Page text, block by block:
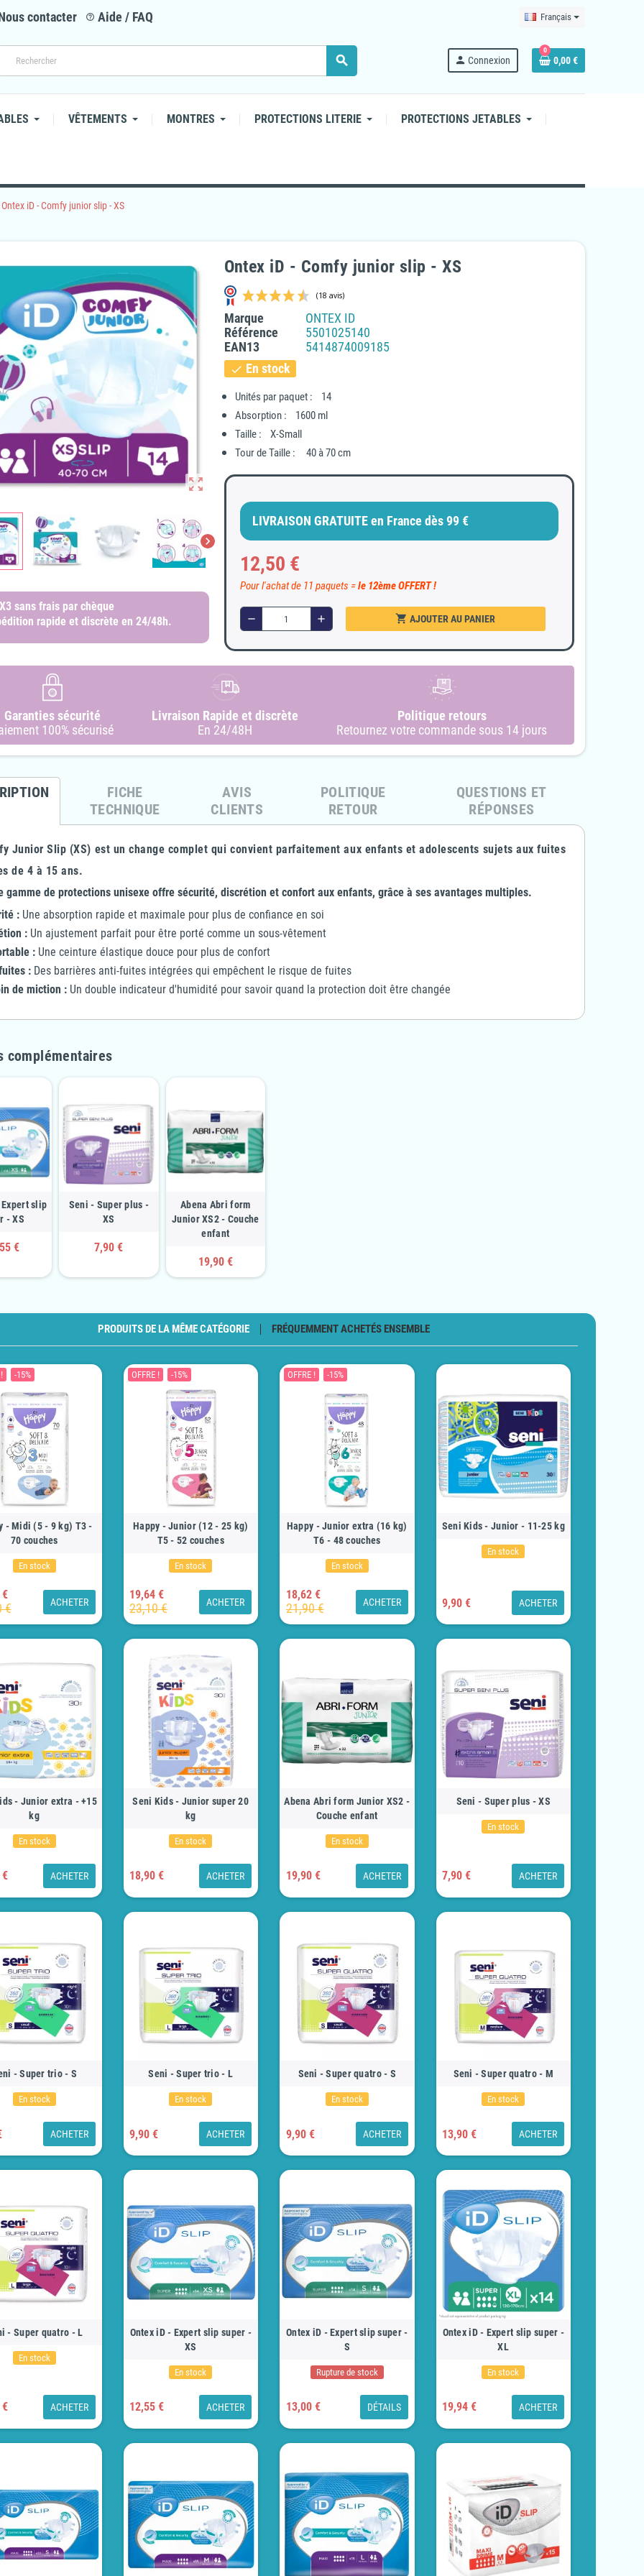
contacter help_outline Aide / FAQ Français
search person Connexion
0
0,00 €
VÊTEMENTS MONTRES PROTECTIONS LITERIE PROTECTIONS JETABLES
Ontex iD - Comfy junior slip - XS
-
4Care - Grenouillère en éponge
- 1070 - Enfant Garçon & Fille
31,55 € 63,10 €
4Care - Grenouillère 1 FE en
éponge avec pieds - 1045 -
Unisexe
65,45 € 77,00 € -15%
Fermetures éclairs en éponge -
1041 - Adulte Unisexe
81,00 € 90,00 € -10%
4Care - Grenouillère en éponge
- 1070 - Enfant Garçon & Fille
31,55 € 63,10 € -50%
zoom_out_map
chevron_right
sans frais par chèque
rapide et discrète en 24/48h.
Ontex iD - Comfy junior slip - XS
Marque
ONTEX ID
Référence
5501025140
EAN13
5414874009185
check En stock
Unités par paquet : 14
Absorption : 1600 ml
Taille : X-Small
Tour de Taille : 40 à 70 cm
LIVRAISON GRATUITE en France dès 99 €
12,50 €
Pour l'achat de 11 paquets =le 12ème OFFERT !
remove add shopping_cart AJOUTER AU PANIER
Garanties sécurité
100% sécurisé
Livraison Rapide et discrète
En 24/48H
Politique retours
Retournez votre commande sous 14 jours
FICHE
TECHNIQUE
AVIS
CLIENTS
POLITIQUE
RETOUR
QUESTIONS ET
RÉPONSES
Junior Slip (XS) est un change complet qui convient parfaitement aux enfants et adolescents sujets aux fuites
de 4 à 15 ans.
gamme de protections unisexe offre sécurité, discrétion et confort aux enfants, grâce à ses avantages multiples.
: Une absorption rapide et maximale pour plus de confiance en soi
: Un ajustement parfait pour être porté comme un sous-vêtement
: Une ceinture élastique douce pour plus de confort
: Des barrières anti-fuites intégrées qui empêchent le risque de fuites
de miction : Un double indicateur d'humidité pour savoir quand la protection doit être changée
complémentaires
Expert slip
- XS
€
Seni - Super plus -
XS
7,90 €
Abena Abri form
Junior XS2 - Couche
enfant
19,90 €
PRODUITS DE LA MÊME CATÉGORIE FRÉQUEMMENT ACHETÉS ENSEMBLE
-15%
- Midi (5 - 9 kg) T3 -
70 couches
En stock
€ ACHETER
OFFRE ! -15%
Happy - Junior (12 - 25 kg)
T5 - 52 couches
En stock
19,64 €
23,10 € ACHETER
OFFRE ! -15%
Happy - Junior extra (16 kg)
T6 - 48 couches
En stock
18,62 €
21,90 € ACHETER
Seni Kids - Junior - 11-25 kg
En stock
9,90 € ACHETER
- Junior extra - +15
kg
En stock
ACHETER
Seni Kids - Junior super 20
kg
En stock
18,90 € ACHETER
Abena Abri form Junior XS2 -
Couche enfant
En stock
19,90 € ACHETER
Seni - Super plus - XS
En stock
7,90 € ACHETER
- Super trio - S
En stock
ACHETER
Seni - Super trio - L
En stock
9,90 € ACHETER
Seni - Super quatro - S
En stock
9,90 € ACHETER
Seni - Super quatro - M
En stock
13,90 € ACHETER
- Super quatro - L
En stock
ACHETER
Ontex iD - Expert slip super -
XS
En stock
12,55 € ACHETER
Ontex iD - Expert slip super -
S
Rupture de stock
13,00 € DÉTAILS
Ontex iD - Expert slip super -
XL
En stock
19,94 € ACHETER